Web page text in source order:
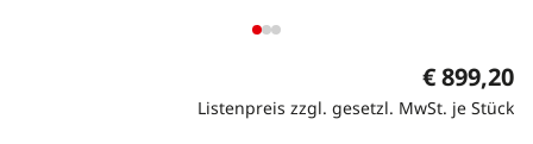
€ 899,20
Listenpreis zzgl. gesetzl. MwSt. je Stück